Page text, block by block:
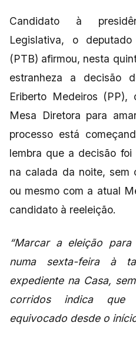
Candidato à
Legislativa, o
(PTB) afirmou, nesta
estranheza a decisão
Eriberto Medeiros
Mesa Diretora para
processo está
lembra que a decisão
na calada da noite, sem
ou mesmo com a atual
candidato à reeleição.
“Marcar a eleição
numa sexta-feira à
expediente na Casa,
corridos indica que
equivocado desde o